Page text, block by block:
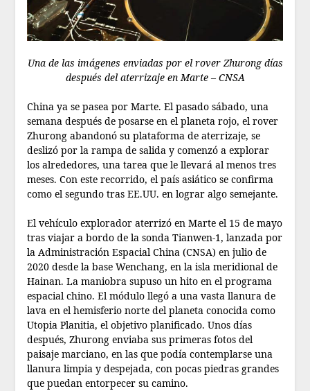
Una de las imágenes enviadas por el rover Zhurong días
después del aterrizaje en Marte – CNSA
China ya se pasea por Marte. El pasado sábado, una
semana después de posarse en el planeta rojo, el rover
Zhurong abandonó su plataforma de aterrizaje, se
deslizó por la rampa de salida y comenzó a explorar
los alrededores, una tarea que le llevará al menos tres
meses. Con este recorrido, el país asiático se confirma
como el segundo tras EE.UU. en lograr algo semejante.
El vehículo explorador aterrizó en Marte el 15 de mayo
tras viajar a bordo de la sonda Tianwen-1, lanzada por
la Administración Espacial China (CNSA) en julio de
2020 desde la base Wenchang, en la isla meridional de
Hainan. La maniobra supuso un hito en el programa
espacial chino. El módulo llegó a una vasta llanura de
lava en el hemisferio norte del planeta conocida como
Utopia Planitia, el objetivo planificado. Unos días
después, Zhurong enviaba sus primeras fotos del
paisaje marciano, en las que podía contemplarse una
llanura limpia y despejada, con pocas piedras grandes
que puedan entorpecer su camino.